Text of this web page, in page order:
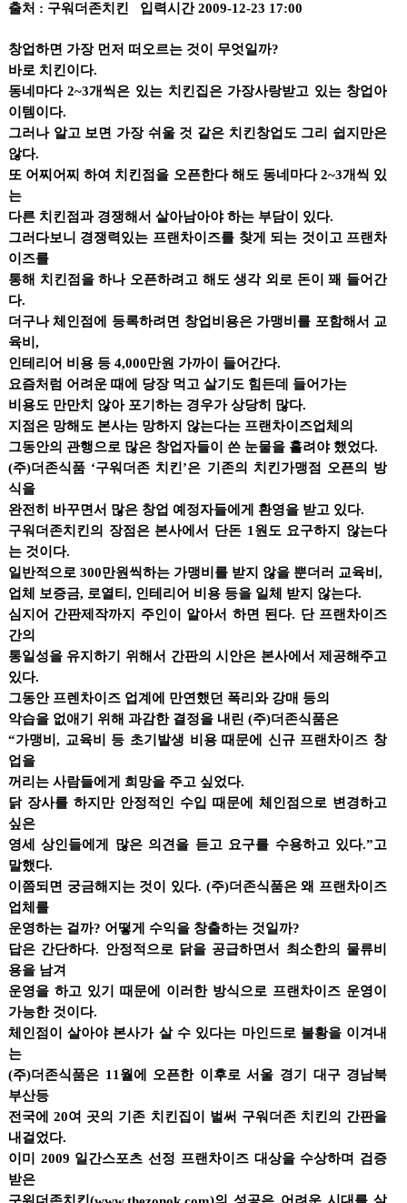
출처 : 구워더존치킨 입력시간 2009-12-23 17:00
창업하면 가장 먼저 떠오르는 것이 무엇일까?
바로 치킨이다.
동네마다 2~3개씩은 있는 치킨집은 가장사랑받고 있는 창업아
이템이다.
그러나 알고 보면 가장 쉬울 것 같은 치킨창업도 그리 쉽지만은
않다.
또 어찌어찌 하여 치킨점을 오픈한다 해도 동네마다 2~3개씩 있
는
다른 치킨점과 경쟁해서 살아남아야 하는 부담이 있다.
그러다보니 경쟁력있는 프랜차이즈를 찾게 되는 것이고 프랜차
이즈를
통해 치킨점을 하나 오픈하려고 해도 생각 외로 돈이 꽤 들어간
다.
더구나 체인점에 등록하려면 창업비용은 가맹비를 포함해서 교
육비,
인테리어 비용 등 4,000만원 가까이 들어간다.
요즘처럼 어려운 때에 당장 먹고 살기도 힘든데 들어가는
비용도 만만치 않아 포기하는 경우가 상당히 많다.
지점은 망해도 본사는 망하지 않는다는 프랜차이즈업체의
그동안의 관행으로 많은 창업자들이 쓴 눈물을 흘려야 했었다.
(주)더존식품 ‘구워더존 치킨’은 기존의 치킨가맹점 오픈의 방
식을
완전히 바꾸면서 많은 창업 예정자들에게 환영을 받고 있다.
구워더존치킨의 장점은 본사에서 단돈 1원도 요구하지 않는다
는 것이다.
일반적으로 300만원씩하는 가맹비를 받지 않을 뿐더러 교육비,
업체 보증금, 로열티, 인테리어 비용 등을 일체 받지 않는다.
심지어 간판제작까지 주인이 알아서 하면 된다. 단 프랜차이즈
간의
통일성을 유지하기 위해서 간판의 시안은 본사에서 제공해주고
있다.
그동안 프렌차이즈 업계에 만연했던 폭리와 강매 등의
악습을 없애기 위해 과감한 결정을 내린 (주)더존식품은
“가맹비, 교육비 등 초기발생 비용 때문에 신규 프랜차이즈 창
업을
꺼리는 사람들에게 희망을 주고 싶었다.
닭 장사를 하지만 안정적인 수입 때문에 체인점으로 변경하고
싶은
영세 상인들에게 많은 의견을 듣고 요구를 수용하고 있다.”고
말했다.
이쯤되면 궁금해지는 것이 있다. (주)더존식품은 왜 프랜차이즈
업체를
운영하는 걸까? 어떻게 수익을 창출하는 것일까?
답은 간단하다. 안정적으로 닭을 공급하면서 최소한의 물류비
용을 남겨
운영을 하고 있기 때문에 이러한 방식으로 프랜차이즈 운영이
가능한 것이다.
체인점이 살아야 본사가 살 수 있다는 마인드로 불황을 이겨내
는
(주)더존식품은 11월에 오픈한 이후로 서울 경기 대구 경남북
부산등
전국에 20여 곳의 기존 치킨집이 벌써 구워더존 치킨의 간판을
내걸었다.
이미 2009 일간스포츠 선정 프랜차이즈 대상을 수상하며 검증
받은